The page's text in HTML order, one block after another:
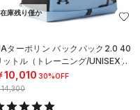
在庫残り僅か
ターポリン バックパック2.0 40
ットル（トレーニング/UNISEX）
10,010 30%OFF
14,300